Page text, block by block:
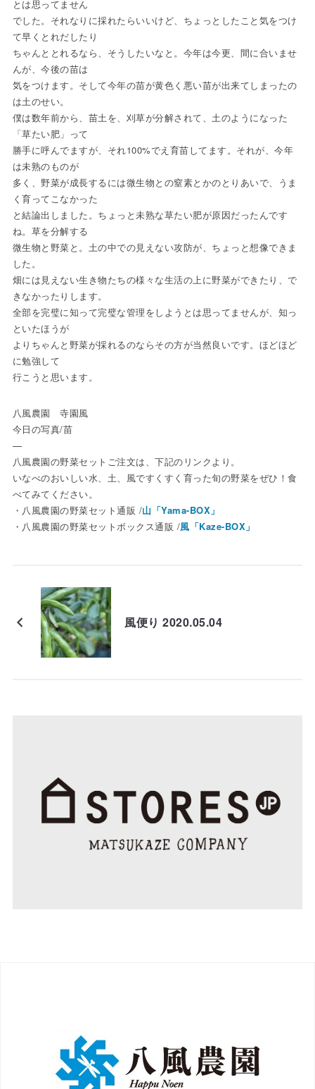
とは思ってません
でした。それなりに採れたらいいけど、ちょっとしたこと気をつけ
て早くとれだしたり
ちゃんととれるなら、そうしたいなと。今年は今更、間に合いませ
んが、今後の苗は
気をつけます。そして今年の苗が黄色く悪い苗が出来てしまったの
は土のせい。
僕は数年前から、苗土を、刈草が分解されて、土のようになった
「草たい肥」って
勝手に呼んでますが、それ100%でえ育苗してます。それが、今年
は未熟のものが
多く、野菜が成長するには微生物との窒素とかのとりあいで、うま
く育ってこなかった
と結論出しました。ちょっと未熟な草たい肥が原因だったんです
ね。草を分解する
微生物と野菜と。土の中での見えない攻防が、ちょっと想像できま
した。
畑には見えない生き物たちの様々な生活の上に野菜ができたり、で
きなかったりします。
全部を完璧に知って完璧な管理をしようとは思ってませんが、知っ
といたほうが
よりちゃんと野菜が採れるのならその方が当然良いです。ほどほど
に勉強して
行こうと思います。
八風農園 寺園風
今日の写真/苗
—
八風農園の野菜セットご注文は、下記のリンクより。
いなべのおいしい水、土、風ですくすく育った旬の野菜をぜひ！食
べてみてください。
・八風農園の野菜セット通販 /山「Yama-BOX」
・八風農園の野菜セットボックス通販 /風「Kaze-BOX」
風便り 2020.05.04